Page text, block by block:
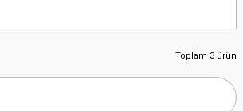
Toplam 3 ürün